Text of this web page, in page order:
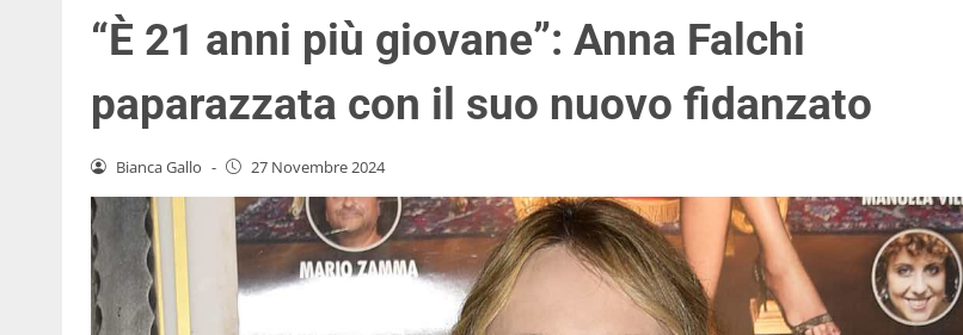
“È 21 anni più giovane”: Anna Falchi
paparazzata con il suo nuovo fidanzato
Bianca Gallo - 27 Novembre 2024